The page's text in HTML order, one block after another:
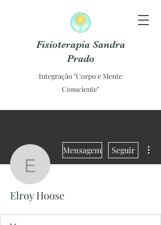
Fisioterapia Sandra
Prado
Integração "Corpo e Mente
Consciente"
Elroy Hoose
Mensagem Seguir
Elroy Hoose